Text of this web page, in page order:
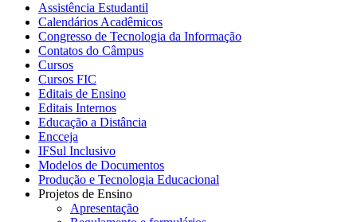
Assistência Estudantil
Calendários Acadêmicos
Congresso de Tecnologia da Informação
Contatos do Câmpus
Cursos
Cursos FIC
Editais de Ensino
Editais Internos
Educação a Distância
Encceja
IFSul Inclusivo
Modelos de Documentos
Produção e Tecnologia Educacional
Projetos de Ensino
Apresentação